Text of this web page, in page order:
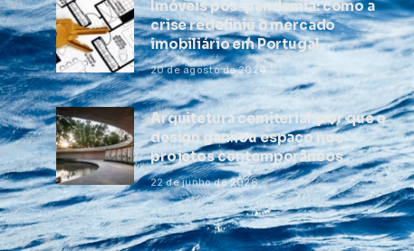
Imóveis pós-pandemia: como a
crise redefiniu o mercado
imobiliário em Portugal
20 de agosto de 2024
Arquitetura cemiterial: por que o
design ganhou espaço nos
projetos contemporâneos
22 de junho de 2026